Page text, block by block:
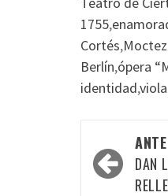
1755,
Cortés,
Berlín,ópera
identidad,
por
DAN